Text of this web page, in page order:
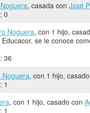
, casada con José
0
Noguera, con 1 hijo,
se le conoce
36
Noguera, con 1 hijo,
1
, con 1 hijo, casado con
1